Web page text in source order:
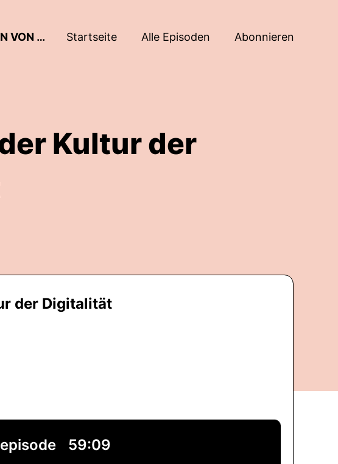
WELLE LERNEN:DIGITAL – DER PODCAST ZUR DIGITALEN TRANSFORMATION VON SCHULE UND LEHRKRÄFTEBILDUNG Startseite Alle Episoden Abonnieren
Kultur der